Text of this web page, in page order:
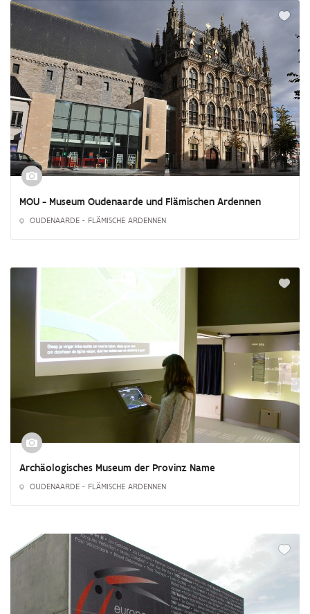
MOU - Museum Oudenaarde und Flämischen Ardennen
OUDENAARDE - FLÄMISCHE ARDENNEN
Archäologisches Museum der Provinz Name
OUDENAARDE - FLÄMISCHE ARDENNEN